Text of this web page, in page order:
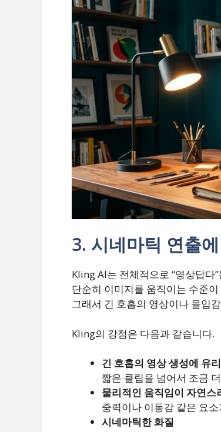
3. 시네마틱 연출
Kling AI는 전체적으로 “영상답다
단순히 이미지를 움직이는 수준
그래서 긴 호흡의 영상이나 몰입
Kling의 강점은 다음과 같습니다.
긴 호흡의 영상 생성에 유
짧은 클립을 넘어서 조금
물리적인 움직임이 자연스
중력이나 이동감 같은 요
시네마틱한 화질